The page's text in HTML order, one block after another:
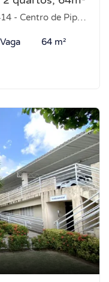
Pipa, Tibau do Sul-RN
64 m²